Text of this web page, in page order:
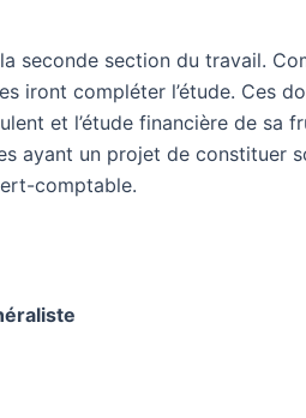
section du travail.
compléter l’étude. Ces
et l’étude financière de sa
ayant un projet de constituer
comptable.